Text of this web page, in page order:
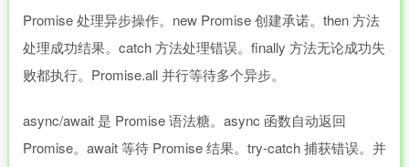
Promise 处理异步操作。new Promise 创建承诺。then 方法
处理成功结果。catch 方法处理错误。finally 方法无论成功失
败都执行。Promise.all 并行等待多个异步。
async/await 是 Promise 语法糖。async 函数自动返回
Promise。await 等待 Promise 结果。try-catch 捕获错误。并